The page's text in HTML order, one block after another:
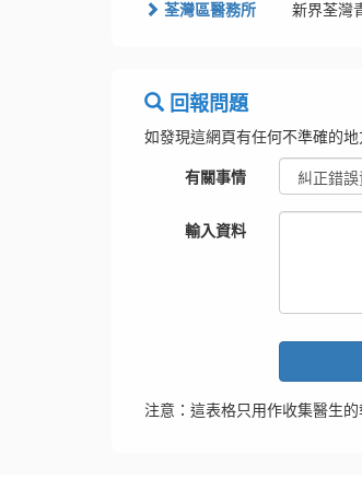
荃灣區醫務所 新界荃灣
回報問題
如發現這網頁有任何不準確的
有關事情
輸入資料
注意：這表格只用作收集醫生